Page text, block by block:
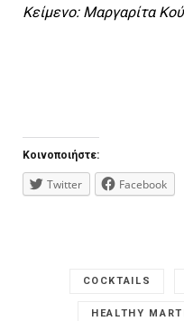
Κείμενο: Μαργαρίτα
Κοινοποιήστε:
Twitter Facebook
COCKTAILS
HEALTHY